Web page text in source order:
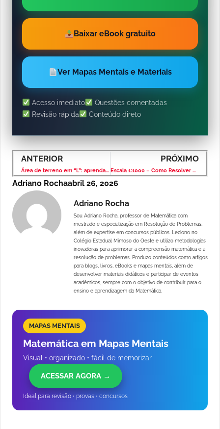
Baixar eBook gratuito
Ver Mapas Mentais e Materiais
Acesso imediato
Questões comentadas
Revisão rápida
Conteúdo direto
ANTERIOR
Área de terreno em “L”: aprenda a resolver sem complicação
PRÓXIMO
Escala 1:1000 – Como Resolver Questões de Proporção em Mapas
Adriano Rochaabril 26, 2026
Adriano Rocha
Sou Adriano Rocha, professor de Matemática com
mestrado e especialização em Resolução de Problemas,
além de expertise em concursos públicos. Leciono no
Colégio Estadual Mimoso do Oeste e utilizo metodologias
inovadoras para aprimorar a compreensão matemática e a
resolução de problemas. Produzo conteúdos como artigos
para blogs, livros, eBooks e mapas mentais, além de
desenvolver materiais didáticos e participar de eventos
acadêmicos, sempre com o objetivo de contribuir para o
ensino e aprendizagem da Matemática.
MAPAS MENTAIS
Matemática em Mapas Mentais
Visual • organizado • fácil de memorizar
ACESSAR AGORA →
Ideal para revisão • provas • concursos